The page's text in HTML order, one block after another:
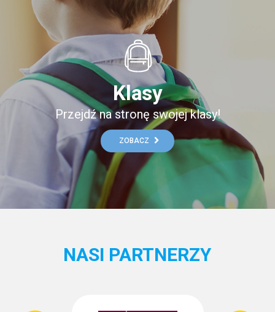
Klasy
Przejdź na stronę swojej klasy!
ZOBACZ
NASI PARTNERZY